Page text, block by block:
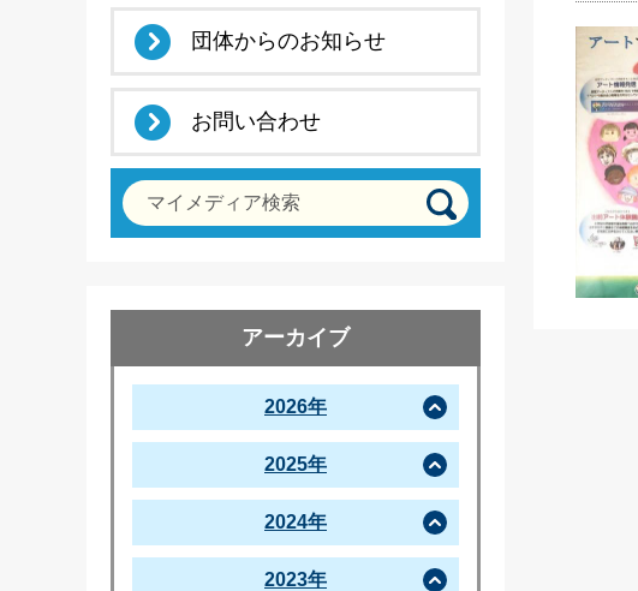
団体からのお知らせ
お問い合わせ
マイメディア検索
アーカイブ
2026年
2025年
2024年
2023年